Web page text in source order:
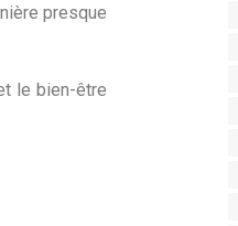
presque
le bien-être